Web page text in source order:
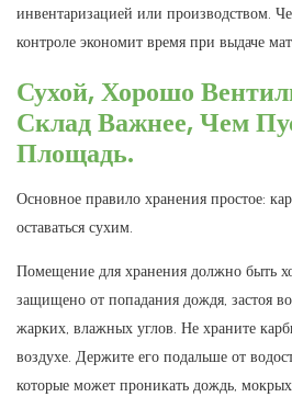
инвентаризацией или производством.
контроле экономит время при выдаче
Сухой, Хорошо
Склад Важнее, Чем
Площадь.
Основное правило хранения простое:
оставаться сухим.
Помещение для хранения должно быть
защищено от попадания дождя, застоя
жарких, влажных углов. Не храните
воздухе. Держите его подальше от
которые может проникать дождь,